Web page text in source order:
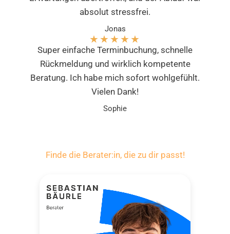
absolut stressfrei.
Jonas
★★★★★
Super einfache Terminbuchung, schnelle
Rückmeldung und wirklich kompetente
Beratung. Ich habe mich sofort wohlgefühlt.
Vielen Dank!
Sophie
Finde die Berater:in, die zu dir passt!